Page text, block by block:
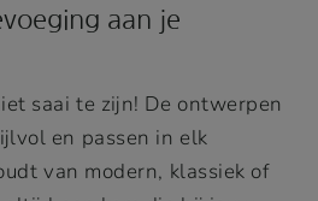
aan je
saai te zijn! De ontwerpen
en passen in elk
van modern, klassiek of